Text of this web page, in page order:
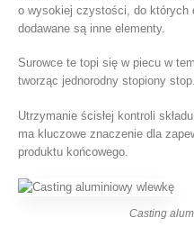
o wysokiej czystości, do których
dodawane są inne elementy.
Surowce te topi się w piecu w
tworząc jednorodny stopiony
Utrzymanie ścisłej kontroli
ma kluczowe znaczenie dla
produktu końcowego.
Casting